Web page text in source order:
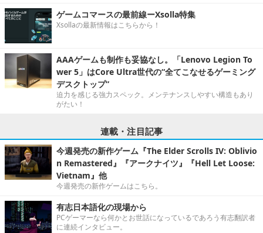
ゲームコマースの最前線ーXsolla特集
Xsollaの最新情報はこちらから！
AAAゲームも制作も妥協なし。「Lenovo Legion To
wer 5」はCore Ultra世代の“全てこなせるゲーミング
デスクトップ”
迫力を感じる強力スペック。メンテナンスしやすい構造もあり
がたい！
連載・注目記事
今週発売の新作ゲーム『The Elder Scrolls IV: Oblivio
n Remastered』『アークナイツ』『Hell Let Loose:
Vietnam』他
今週発売の新作ゲームはこちら。
有志日本語化の現場から
PCゲーマーなら何かとお世話になっているであろう有志翻訳者
に連続インタビュー。